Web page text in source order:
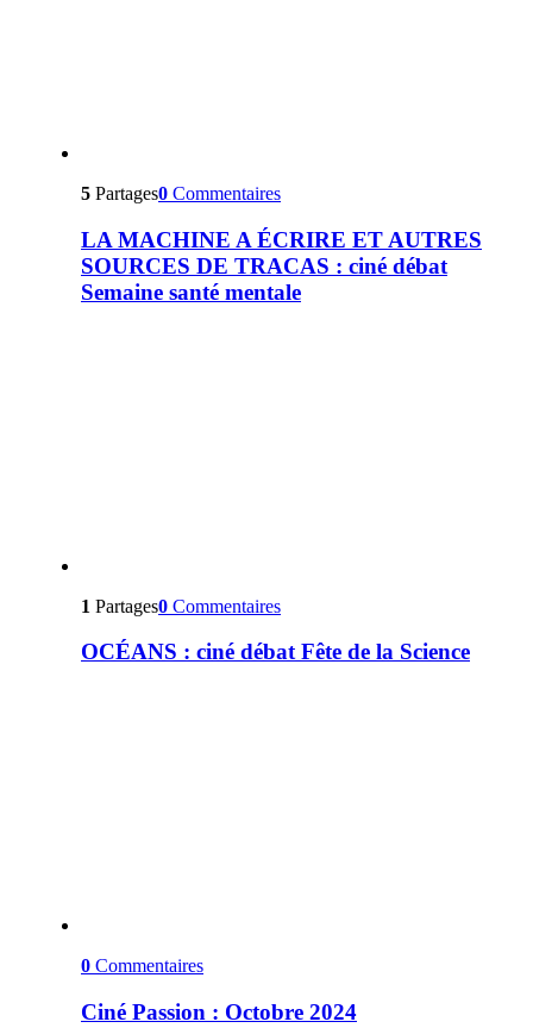
5 Partages0 Commentaires
LA MACHINE A ÉCRIRE ET AUTRES
SOURCES DE TRACAS : ciné débat
Semaine santé mentale
1 Partages0 Commentaires
OCÉANS : ciné débat Fête de la Science
0 Commentaires
Ciné Passion : Octobre 2024